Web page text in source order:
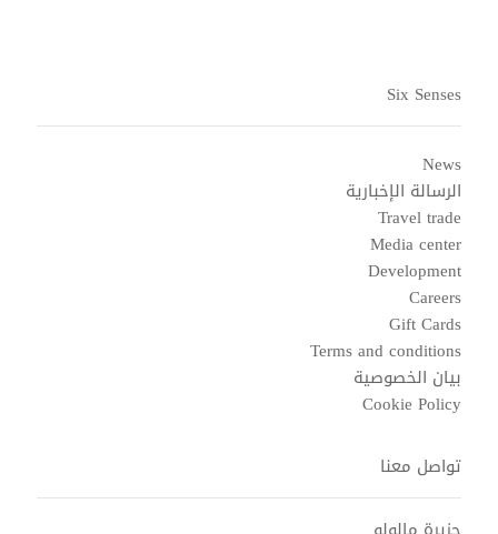
Six Senses
News
الرسالة الإخبارية
Travel trade
Media center
Development
Careers
Gift Cards
Terms and conditions
بيان الخصوصية
Cookie Policy
تواصل معنا